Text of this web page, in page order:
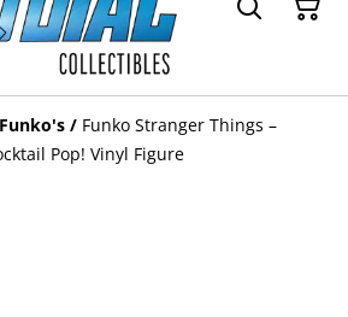
Funko's / Funko Stranger Things –
Pop! Vinyl Figure